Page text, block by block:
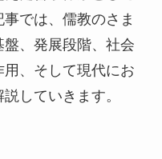
では、儒教のさま
、発展段階、社会
、そして現代にお
していきます。